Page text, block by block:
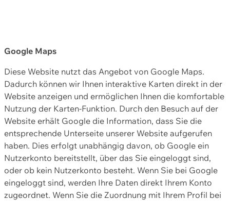
Google Maps
Diese Website nutzt das Angebot von Google Maps.
Dadurch können wir Ihnen interaktive Karten direkt in der
Website anzeigen und ermöglichen Ihnen die komfortable
Nutzung der Karten-Funktion. Durch den Besuch auf der
Website erhält Google die Information, dass Sie die
entsprechende Unterseite unserer Website aufgerufen
haben. Dies erfolgt unabhängig davon, ob Google ein
Nutzerkonto bereitstellt, über das Sie eingeloggt sind,
oder ob kein Nutzerkonto besteht. Wenn Sie bei Google
eingeloggt sind, werden Ihre Daten direkt Ihrem Konto
zugeordnet. Wenn Sie die Zuordnung mit Ihrem Profil bei